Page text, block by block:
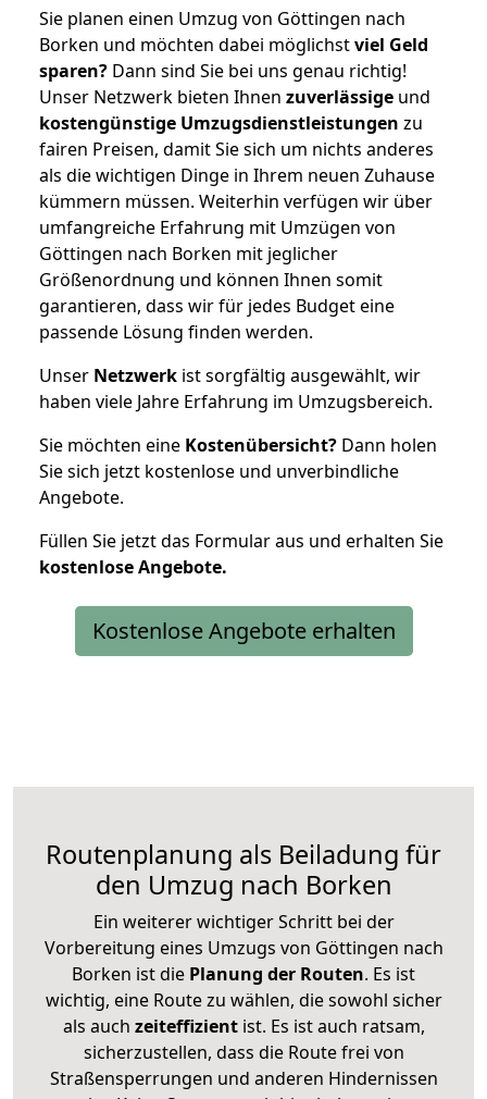
Sie planen einen Umzug von Göttingen nach
Borken und möchten dabei möglichstviel Geld
sparen? Dann sind Sie bei uns genau richtig!
Unser Netzwerk bieten Ihnen zuverlässige und
kostengünstige Umzugsdienstleistungen zu
fairen Preisen, damit Sie sich um nichts anderes
als die wichtigen Dinge in Ihrem neuen Zuhause
kümmern müssen. Weiterhin verfügen wir über
umfangreiche Erfahrung mit Umzügen von
Göttingen nach Borken mit jeglicher
Größenordnung und können Ihnen somit
garantieren, dass wir für jedes Budget eine
passende Lösung finden werden.
Unser Netzwerk ist sorgfältig ausgewählt, wir
haben viele Jahre Erfahrung im Umzugsbereich.
Sie möchten eine Kostenübersicht? Dann holen
Sie sich jetzt kostenlose und unverbindliche
Angebote.
Füllen Sie jetzt das Formular aus und erhalten Sie
kostenloseAngebote.
Kostenlose Angebote erhalten
Routenplanung als Beiladung für
den Umzug nach Borken
Ein weiterer wichtiger Schritt bei der
Vorbereitung eines Umzugs von Göttingen nach
Borken ist die Planung der Routen. Es ist
wichtig, eine Route zu wählen, die sowohl sicher
als auch zeiteffizientist. Es ist auch ratsam,
sicherzustellen, dass die Route frei von
Straßensperrungen und anderen Hindernissen